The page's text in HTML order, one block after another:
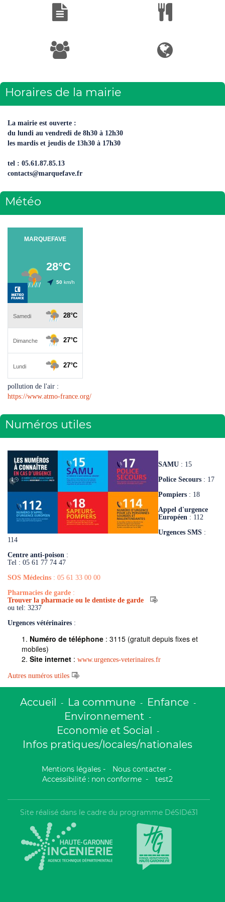
Horaires de la mairie
La mairie est ouverte :
du lundi au vendredi de 8h30 à 12h30
les mardis et jeudis de 13h30 à 17h30
tel : 05.61.87.85.13
contacts@marquefave.fr
Météo
pollution de l'air :
https://www.atmo-france.org/
Numéros utiles
SAMU : 15
Police Secours : 17
Pompiers : 18
Appel d'urgence
Européen : 112
Urgences SMS :
114
Centre anti-poison :
Tel : 05 61 77 74 47
SOS Médecins : 05 61 33 00 00
Pharmacies de garde :
Trouver la pharmacie ou le dentiste de garde
ou tel: 3237
Urgences vétérinaires :
Numéro de téléphone : 3115 (gratuit depuis fixes et
mobiles)
Site internet : www.urgences-veterinaires.fr
Autres numéros utiles
Accueil - La commune - Enfance -
Environnement -
Economie et Social -
Infos pratiques/locales/nationales
Mentions légales - Nous contacter -
Accessibilité : non conforme - test2
Site réalisé dans le cadre du programme DéSIDé31